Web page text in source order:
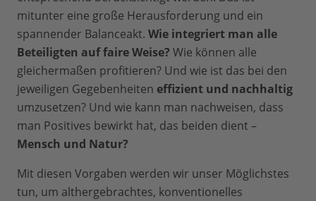
mitunter eine große Herausforderung und ein
spannender Balanceakt. Wie integriert man alle
Beteiligten auf faire Weise? Wie können alle
gleichermaßen profitieren? Und wie ist das bei den
jeweiligen Gegebenheiten effizient und nachhaltig
umzusetzen? Und wie kann man nachweisen, dass
man Positives bewirkt hat, das beiden dient –
Mensch und Natur?
Mit diesen Vorgaben werden wir unser Möglichstes
tun, um althergebrachtes, konventionelles